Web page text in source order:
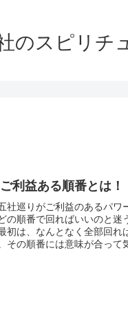
のスピリチ
利益ある順番とは！
社巡りがご利益のあるパワ
の順番で回ればいいのと迷
初は、なんとなく全部回れ
その順番には意味が合って